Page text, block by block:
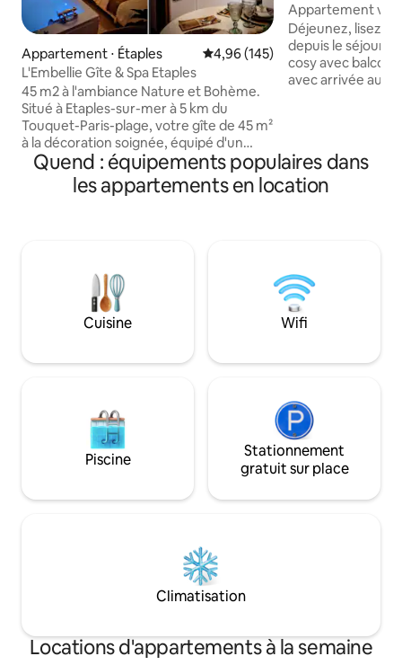
Appartement ⋅ Étaples Évaluation moyenne sur la
4,96 (145)
L'Embellie Gîte & Spa Etaples
45 m2 à l'ambiance Nature et Bohème.
Situé à Etaples-sur-mer à 5 km du
Touquet-Paris-plage, votre gîte de 45 m²
à la décoration soignée, équipé d'un
espace balnéo, sauna privatif et table de
massage. Services TV complet avec
Canal+, Netflix, Disney+, Amazon Prime,
équipements et de notre belle région.
Le gîte est non fumeur, pas d' animaux.
Appartement vue
et garage
Déjeunez, lisez,
depuis le séjour
cosy avec balcon
avec arrivée autonome. ✅
lumineux, à la déco
pied : plage,
casino… et
Quend : équipements populaires dans
les appartements en location
Cuisine Wifi
Piscine
Stationnement
gratuit sur place
Climatisation
Locations d'appartements à la semaine